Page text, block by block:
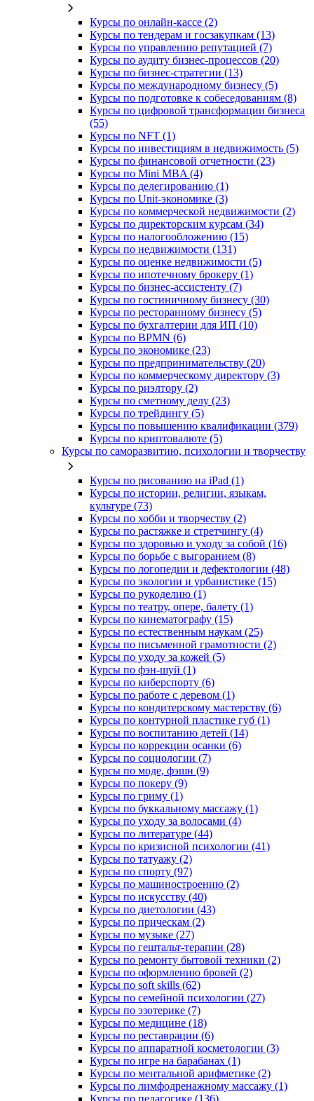
Курсы по онлайн-кассе (2)
Курсы по тендерам и госзакупкам (13)
Курсы по управлению репутацией (7)
Курсы по аудиту бизнес-процессов (20)
Курсы по бизнес-стратегии (13)
Курсы по международному бизнесу (5)
Курсы по подготовке к собеседованиям (8)
Курсы по цифровой трансформации бизнеса
(55)
Курсы по NFT (1)
Курсы по инвестициям в недвижимость (5)
Курсы по финансовой отчетности (23)
Курсы по Mini MBA (4)
Курсы по делегированию (1)
Курсы по Unit-экономике (3)
Курсы по коммерческой недвижимости (2)
Курсы по директорским курсам (34)
Курсы по налогообложению (15)
Курсы по недвижимости (131)
Курсы по оценке недвижимости (5)
Курсы по ипотечному брокеру (1)
Курсы по бизнес-ассистенту (7)
Курсы по гостиничному бизнесу (30)
Курсы по ресторанному бизнесу (5)
Курсы по бухгалтерии для ИП (10)
Курсы по BPMN (6)
Курсы по экономике (23)
Курсы по предпринимательству (20)
Курсы по коммерческому директору (3)
Курсы по риэлтору (2)
Курсы по сметному делу (23)
Курсы по трейдингу (5)
Курсы по повышению квалификации (379)
Курсы по криптовалюте (5)
Курсы по саморазвитию, психологии и творчеству
Курсы по рисованию на iPad (1)
Курсы по истории, религии, языкам,
культуре (73)
Курсы по хобби и творчеству (2)
Курсы по растяжке и стретчингу (4)
Курсы по здоровью и уходу за собой (16)
Курсы по борьбе с выгоранием (8)
Курсы по логопедии и дефектологии (48)
Курсы по экологии и урбанистике (15)
Курсы по рукоделию (1)
Курсы по театру, опере, балету (1)
Курсы по кинематографу (15)
Курсы по естественным наукам (25)
Курсы по письменной грамотности (2)
Курсы по уходу за кожей (5)
Курсы по фэн-шуй (1)
Курсы по киберспорту (6)
Курсы по работе с деревом (1)
Курсы по кондитерскому мастерству (6)
Курсы по контурной пластике губ (1)
Курсы по воспитанию детей (14)
Курсы по коррекции осанки (6)
Курсы по социологии (7)
Курсы по моде, фэшн (9)
Курсы по покеру (9)
Курсы по гриму (1)
Курсы по буккальному массажу (1)
Курсы по уходу за волосами (4)
Курсы по литературе (44)
Курсы по кризисной психологии (41)
Курсы по татуажу (2)
Курсы по спорту (97)
Курсы по машиностроению (2)
Курсы по искусству (40)
Курсы по диетологии (43)
Курсы по прическам (2)
Курсы по музыке (27)
Курсы по гештальт-терапии (28)
Курсы по ремонту бытовой техники (2)
Курсы по оформлению бровей (2)
Курсы по soft skills (62)
Курсы по семейной психологии (27)
Курсы по эзотерике (7)
Курсы по медицине (18)
Курсы по реставрации (6)
Курсы по аппаратной косметологии (3)
Курсы по игре на барабанах (1)
Курсы по ментальной арифметике (2)
Курсы по лимфодренажному массажу (1)